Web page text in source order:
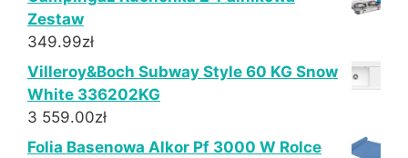
Zestaw
349.99zł
Villeroy&Boch Subway Style 60 KG Snow
White 336202KG
3 559.00zł
Folia Basenowa Alkor Pf 3000 W Rolce